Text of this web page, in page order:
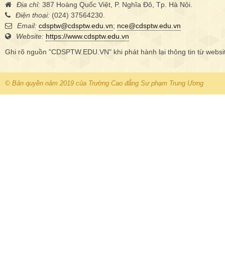
Địa chỉ: 387 Hoàng Quốc Việt, P. Nghĩa Đô, Tp. Hà Nội.
Điện thoại: (024) 37564230.
Email: cdsptw@cdsptw.edu.vn; nce@cdsptw.edu.vn
Website: https://www.cdsptw.edu.vn
Ghi rõ nguồn "CDSPTW.EDU.VN" khi phát hành lại thông tin từ
© Bản quyền năm 2019 của Trường Cao đẳng Sư phạm Trung Ương